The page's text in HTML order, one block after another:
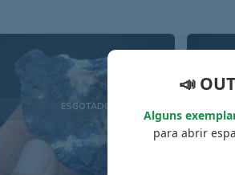
ESGOTADO
📣
Alguns
para abrir